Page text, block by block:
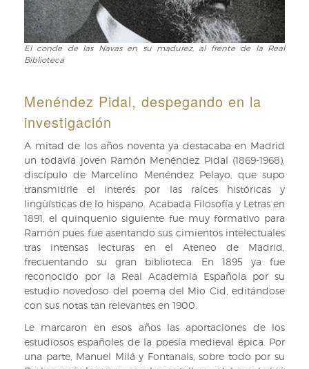
El
conde
las
Navas
en
madurez,
al
frente
de
la
Real
Biblioteca
El conde de las Navas en su madurez, al frente de la Real
Biblioteca
Menéndez Pidal, despegando en la
investigación
A mitad de los años noventa ya destacaba en Madrid
un todavía joven Ramón Menéndez Pidal (1869-1968),
discípulo de Marcelino Menéndez Pelayo, que supo
transmitirle el interés por las raíces históricas y
lingüísticas de lo hispano. Acabada Filosofía y Letras en
1891, el quinquenio siguiente fue muy formativo para
Ramón pues fue asentando sus cimientos intelectuales
tras intensas lecturas en el Ateneo de Madrid,
frecuentando su gran biblioteca. En 1895 ya fue
reconocido por la Real Academia Española por su
estudio novedoso del poema del Mio Cid, editándose
con sus notas tan relevantes en 1900.
Le marcaron en esos años las aportaciones de los
estudiosos españoles de la poesía medieval épica. Por
una parte, Manuel Milá y Fontanals, sobre todo por su